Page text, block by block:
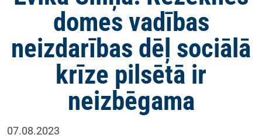
domes vadības
neizdarības dēļ sociālā
krīze pilsētā ir
neizbēgama
07.08.2023